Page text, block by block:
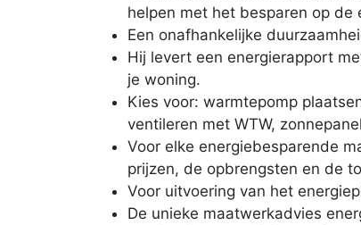
helpen met het besparen op de
Een onafhankelijke
Hij levert een energierapport
je woning.
Kies voor: warmtepomp
ventileren met WTW,
Voor elke energiebesparende
prijzen, de opbrengsten en de
Voor uitvoering van het
De unieke maatwerkadvies